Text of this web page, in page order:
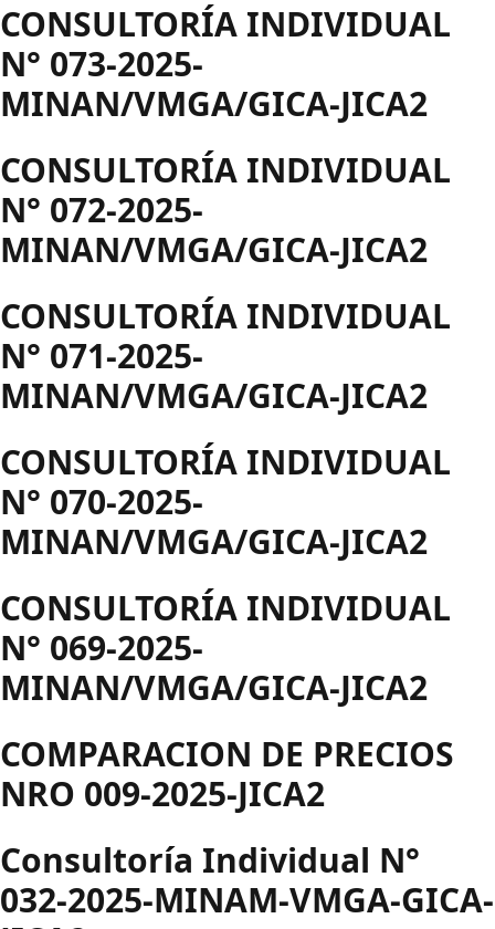
CONSULTORÍA INDIVIDUAL
N° 073-2025-
MINAN/VMGA/GICA-JICA2
CONSULTORÍA INDIVIDUAL
N° 072-2025-
MINAN/VMGA/GICA-JICA2
CONSULTORÍA INDIVIDUAL
N° 071-2025-
MINAN/VMGA/GICA-JICA2
CONSULTORÍA INDIVIDUAL
N° 070-2025-
MINAN/VMGA/GICA-JICA2
CONSULTORÍA INDIVIDUAL
N° 069-2025-
MINAN/VMGA/GICA-JICA2
COMPARACION DE PRECIOS
NRO 009-2025-JICA2
Consultoría Individual N°
032-2025-MINAM-VMGA-GICA-